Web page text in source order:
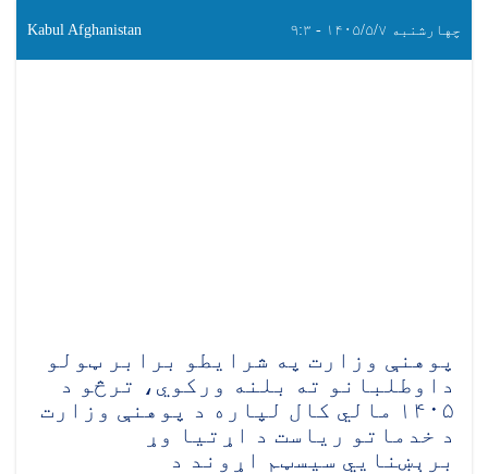
چهارشنبه ۱۴۰۵/۵/۷ - ۹:۳ Kabul Afghanistan
پوهنې وزارت په شرایطو برابر ټولو
داوطلبانو ته بلنه ورکوي، ترڅو د
۱۴۰۵ مالي کال لپاره د پوهنې وزارت
د خدماتو ریاست د اړتیا وړ
برېښنايي سیسټم اړوند د